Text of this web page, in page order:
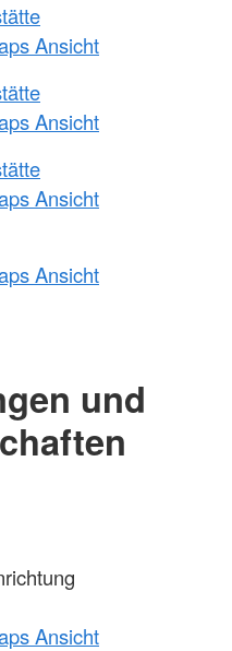
Ansicht
Ansicht
Ansicht
Ansicht
und
Ansicht